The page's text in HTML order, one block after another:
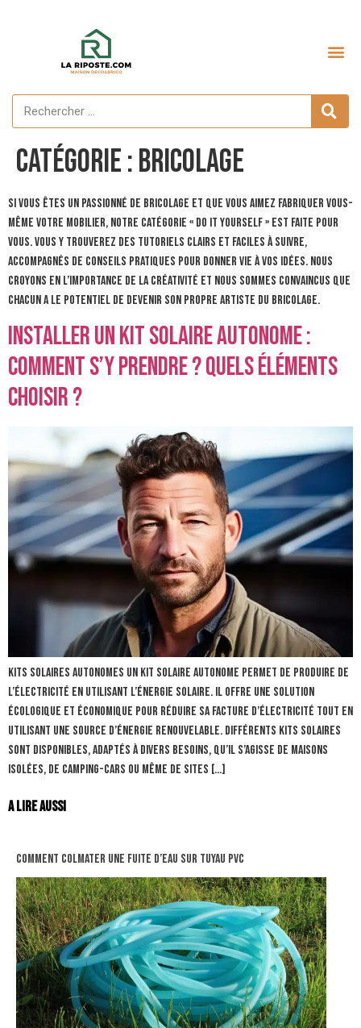
Catégorie :Bricolage
Si vous êtes un passionné de bricolage et que vous aimez fabriquer vous-
même votre mobilier, notre catégorie « Do it Yourself » est faite pour
vous. Vous y trouverez des tutoriels clairs et faciles à suivre,
accompagnés de conseils pratiques pour donner vie à vos idées. Nous
croyons en l’importance de la créativité et nous sommes convaincus que
chacun a le potentiel de devenir son propre artiste du bricolage.
Installer un kit solaire autonome :
comment s’y prendre ? Quels éléments
choisir ?
Kits solaires autonomes Un kit solaire autonome permet de produire de
l’électricité en utilisant l’énergie solaire. Il offre une solution
écologique et économique pour réduire sa facture d’électricité tout en
utilisant une source d’énergie renouvelable. Différents kits solaires
sont disponibles, adaptés à divers besoins, qu’il s’agisse de maisons
isolées, de camping-cars ou même de sites […]
A lire aussi
comment colmater une fuite d’eau sur tuyau pvc